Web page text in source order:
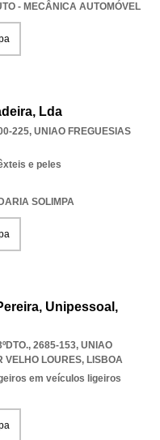
- MECÂNICA AUTOMÓVEL
Lda
225, UNIAO FREGUESIAS
e peles
SOLIMPA
Unipessoal,
2685-153, UNIAO
VELHO LOURES, LISBOA
em veículos ligeiros